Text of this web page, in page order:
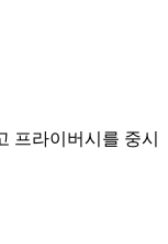
프라이버시를 중시